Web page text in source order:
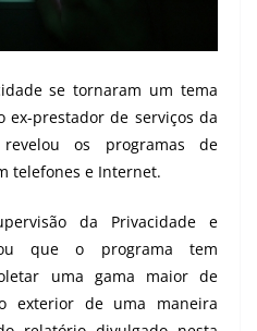
se tornaram um tema
ex-prestador de serviços da
os programas de
telefones e Internet.
da Privacidade e
que o programa tem
uma gama maior de
exterior de uma maneira